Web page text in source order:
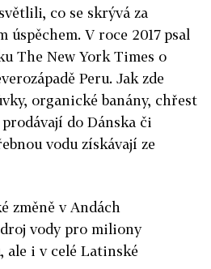
co se skrývá za
V roce 2017 psal
The New York Times o
Peru. Jak zde
organické banány, chřest
do Dánska či
vodu získávají ze
změně v Andách
vody pro miliony
ale i v celé Latinské